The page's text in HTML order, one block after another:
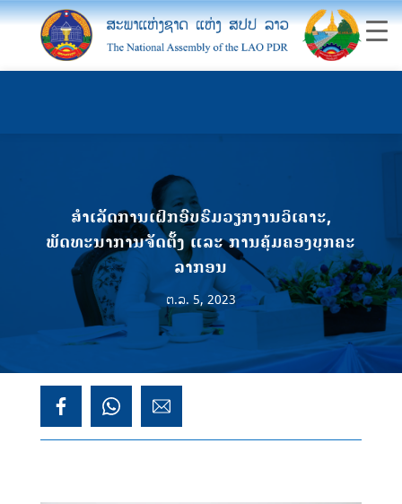
ສຳເລັດການເຝິກອົບຮົມວຽກງານວິເຄາະ,
ພັດທະນາການຈັດຕັ້ງ ແລະ ການຄຸ້ມຄອງບຸກຄະ
ລາກອນ
ຕ.ລ. 5, 2023